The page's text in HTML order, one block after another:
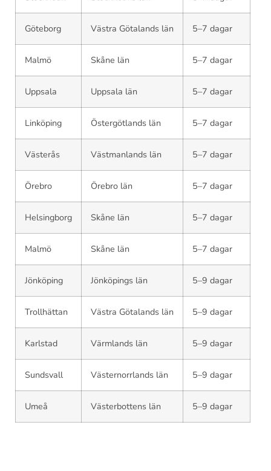
Göteborg Västra Götalands län 5–7 dagar
Malmö Skåne län 5–7 dagar
Uppsala Uppsala län 5–7 dagar
Linköping Östergötlands län 5–7 dagar
Västerås Västmanlands län 5–7 dagar
Örebro Örebro län 5–7 dagar
Helsingborg Skåne län 5–7 dagar
Malmö Skåne län 5–7 dagar
Jönköping Jönköpings län 5–9 dagar
Trollhättan Västra Götalands län 5–9 dagar
Karlstad Värmlands län 5–9 dagar
Sundsvall Västernorrlands län 5–9 dagar
Umeå Västerbottens län 5–9 dagar